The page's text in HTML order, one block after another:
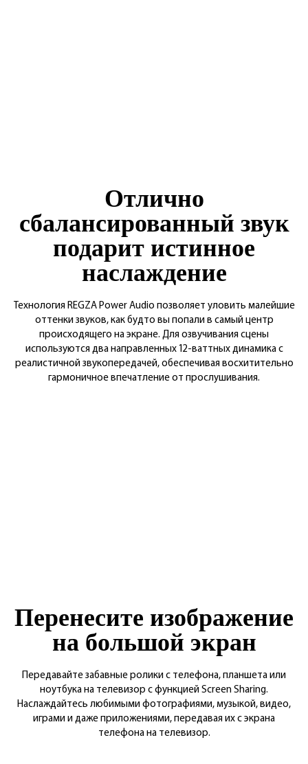
Отлично
сбалансированный звук
подарит истинное
наслаждение
Технология REGZA Power Audio позволяет уловить малейшие
оттенки звуков, как будто вы попали в самый центр
происходящего на экране. Для озвучивания сцены
используются два направленных 12-ваттных динамика с
реалистичной звукопередачей, обеспечивая восхитительно
гармоничное впечатление от прослушивания.
Перенесите изображение
на большой экран
Передавайте забавные ролики с телефона, планшета или
ноутбука на телевизор с функцией Screen Sharing.
Наслаждайтесь любимыми фотографиями, музыкой, видео,
играми и даже приложениями, передавая их с экрана
телефона на телевизор.